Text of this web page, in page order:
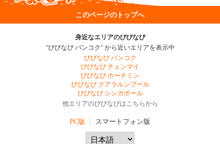
このページのトップへ
身近なエリアのびびなび
"びびなび バンコク" から近いエリアを表示中
びびなび バンコク
びびなび チェンマイ
びびなび ホーチミン
びびなび クアラルンプール
びびなび シンガポール
他エリアのびびなびはこちらから
PC版 スマートフォン版